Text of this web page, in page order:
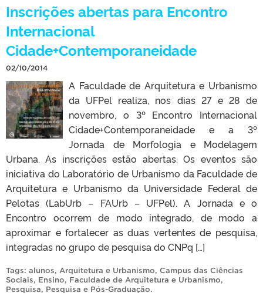
Inscrições abertas para Encontro
Internacional
Cidade+Contemporaneidade
02/10/2014
A Faculdade de Arquitetura e Urbanismo
da UFPel realiza, nos dias 27 e 28 de
novembro, o 3º Encontro Internacional
Cidade+Contemporaneidade e a 3º
Jornada de Morfologia e Modelagem
Urbana. As inscrições estão abertas. Os eventos são
iniciativa do Laboratório de Urbanismo da Faculdade de
Arquitetura e Urbanismo da Universidade Federal de
Pelotas (LabUrb – FAUrb – UFPel). A Jornada e o
Encontro ocorrem de modo integrado, de modo a
aproximar e fortalecer as duas vertentes de pesquisa,
integradas no grupo de pesquisa do CNPq […]
Tags: alunos, Arquitetura e Urbanismo, Campus das Ciências
Sociais, Ensino, Faculdade de Arquitetura e Urbanismo,
Pesquisa, Pesquisa e Pós-Graduação.